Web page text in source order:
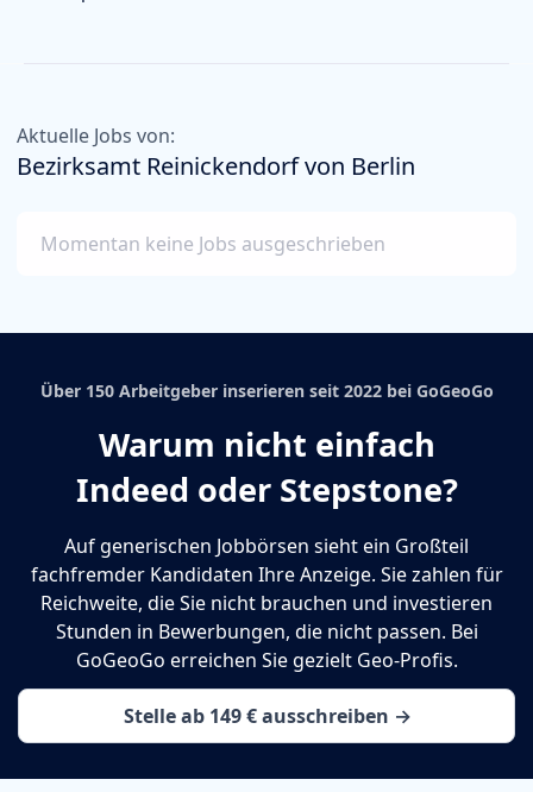
Aktuelle Jobs von:
Bezirksamt Reinickendorf von Berlin
Momentan keine Jobs ausgeschrieben
Über 150 Arbeitgeber inserieren seit 2022 bei GoGeoGo
Warum nicht einfach
Indeed oder Stepstone?
Auf generischen Jobbörsen sieht ein Großteil
fachfremder Kandidaten Ihre Anzeige. Sie zahlen für
Reichweite, die Sie nicht brauchen und investieren
Stunden in Bewerbungen, die nicht passen. Bei
GoGeoGo erreichen Sie gezielt Geo-Profis.
Stelle ab 149 € ausschreiben →